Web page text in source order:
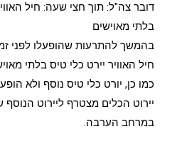
דובר צה"ל: תוך חצי שעה: חיל
בלתי מאוישים
בהמשך להתרעות שהופעלו לפני
חיל האוויר יירט כלי טיס בלתי
כמו כן, יורט כלי טיס נוסף ולא
יירוט הכלים מצטרף ליירוט הנוסף
במרחב הערבה.